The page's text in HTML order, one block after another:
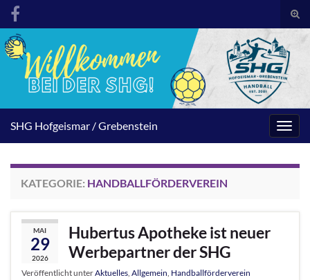
SHG Hofgeismar / Grebenstein
KATEGORIE: HANDBALLFÖRDERVEREIN
MAI
29
2026
Hubertus Apotheke ist neuer
Werbepartner der SHG
Veröffentlicht unterAktuelles, Allgemein, Handballförderverein